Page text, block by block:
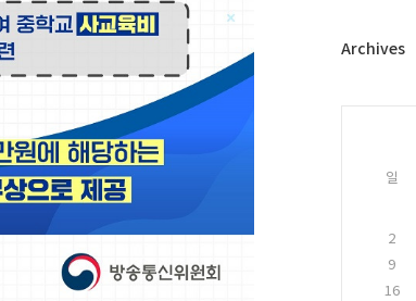
플
Archives
일
2
9
16